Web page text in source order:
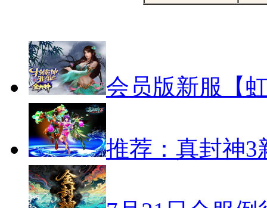
会员版新服【
推荐：真封神3